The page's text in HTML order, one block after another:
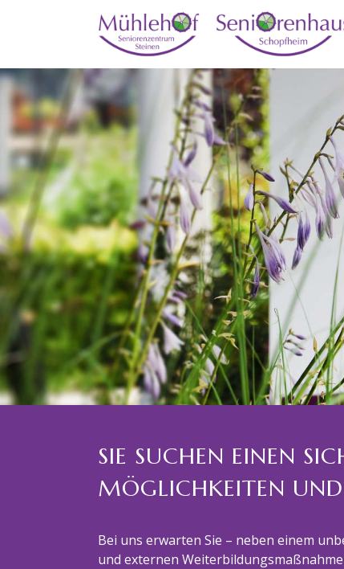
SIE SUCHEN EINEN
MÖGLICHKEITEN
Bei uns erwarten Sie – neben einem
und externen